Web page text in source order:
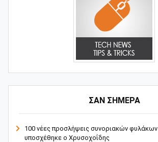
ΣΑΝ ΣΗΜΕΡΑ
100 νέες προσλήψεις συνοριακών
υποσχέθηκε ο Χρυσοχοΐδης